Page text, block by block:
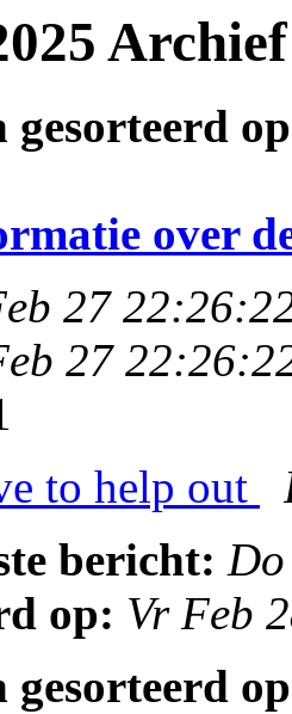
gesorteerd
over
27
27
to help out
bericht:
op: Vr Feb
gesorteerd